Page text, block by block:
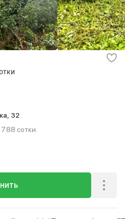
32
сотки.